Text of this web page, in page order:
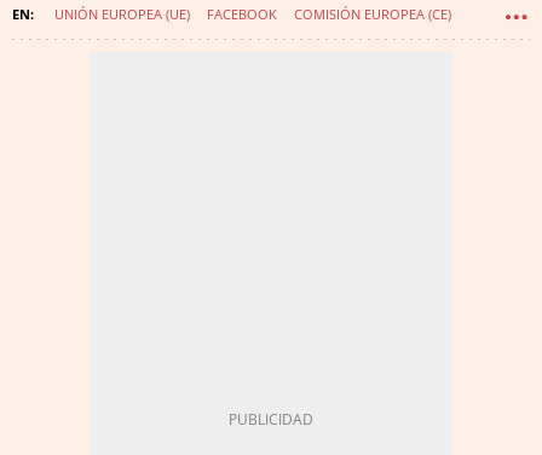
UNIÓN EUROPEA (UE) FACEBOOK COMISIÓN EUROPEA (CE)